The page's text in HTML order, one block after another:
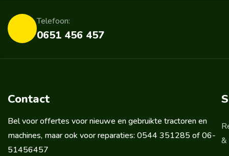
0651 456 457
Telefoon:
Contact
Bel voor offertes voor nieuwe en gebruikte tractoren en
machines, maar ook voor reparaties: 0544 351285 of 06-
51456457
&